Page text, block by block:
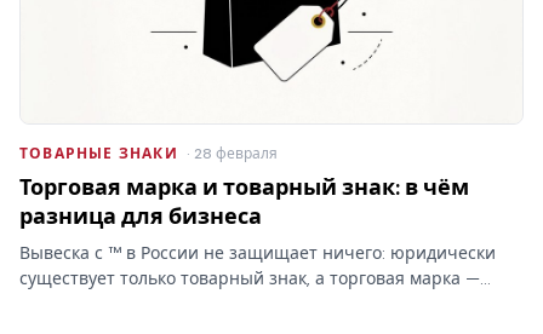
ТОВАРНЫЕ ЗНАКИ · 28 февраля
Торговая марка и товарный знак: в чём
разница для бизнеса
Вывеска с ™ в России не защищает ничего: юридически
существует только товарный знак, а торговая марка —